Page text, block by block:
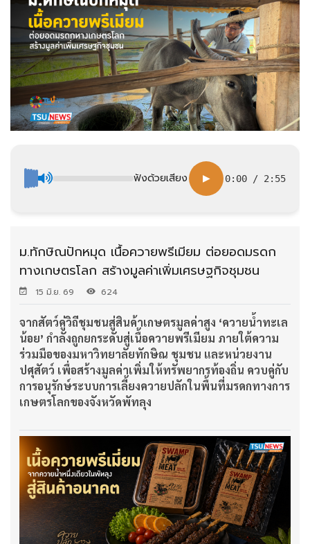
ฟังด้วยเสียง ▶ 0:00 / 2:55
ม.ทักษิณปักหมุด เนื้อควายพรีเมียม ต่อยอดมรดก
ทางเกษตรโลก สร้างมูลค่าเพิ่มเศรษฐกิจชุมชน
15 มิ.ย. 69 624
จากสัตว์คู่วิถีชุมชนสู่สินค้าเกษตรมูลค่าสูง ‘ควายน้ำทะเล
น้อย’ กำลังถูกยกระดับสู่เนื้อควายพรีเมียม ภายใต้ความ
ร่วมมือของมหาวิทยาลัยทักษิณ ชุมชน และหน่วยงาน
ปศุสัตว์ เพื่อสร้างมูลค่าเพิ่มให้ทรัพยากรท้องถิ่น ควบคู่กับ
การอนุรักษ์ระบบการเลี้ยงควายปลักในพื้นที่มรดกทางการ
เกษตรโลกของจังหวัดพัทลุง